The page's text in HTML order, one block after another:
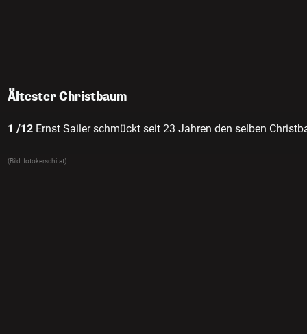
Ältester Christbaum
1 /12 Ernst Sailer schmückt seit 23 Jahren den selben
(Bild: fotokerschi.at)